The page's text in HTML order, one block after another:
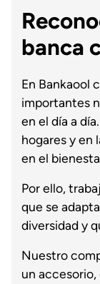
banca
En Bankaool
importantes
en el día a
hogares y en
en el
Por ello,
que se
diversidad y
Nuestro
un